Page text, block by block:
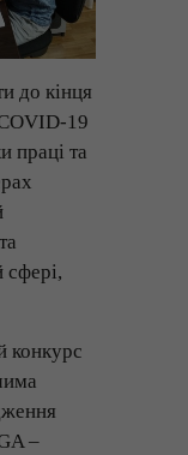
до кінця
19
праці та
сфері,
конкурс
–